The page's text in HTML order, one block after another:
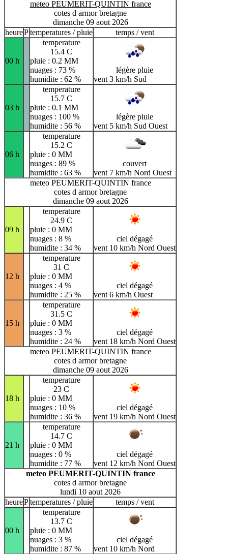
meteo PEUMERIT-QUINTIN france
cotes d armor bretagne
dimanche 09 aout 2026
heurePtemperatures / pluie temps / vent
00 h
temperature
15.4 C
pluie : 0.2 MM
nuages : 73 %
humidite : 62 %
légère pluie
vent 3 km/h Sud
03 h
temperature
15.7 C
pluie : 0.1 MM
nuages : 100 %
humidite : 56 %
légère pluie
vent 5 km/h Sud Ouest
06 h
temperature
15.2 C
pluie : 0 MM
nuages : 89 %
humidite : 63 %
couvert
vent 7 km/h Nord Ouest
meteo PEUMERIT-QUINTIN france
cotes d armor bretagne
dimanche 09 aout 2026
09 h
temperature
24.9 C
pluie : 0 MM
nuages : 8 %
humidite : 34 %
ciel dégagé
vent 10 km/h Nord Ouest
12 h
temperature
31 C
pluie : 0 MM
nuages : 4 %
humidite : 25 %
ciel dégagé
vent 6 km/h Ouest
15 h
temperature
31.5 C
pluie : 0 MM
nuages : 3 %
humidite : 24 %
ciel dégagé
vent 18 km/h Nord Ouest
meteo PEUMERIT-QUINTIN france
cotes d armor bretagne
dimanche 09 aout 2026
18 h
temperature
23 C
pluie : 0 MM
nuages : 10 %
humidite : 36 %
ciel dégagé
vent 19 km/h Nord Ouest
21 h
temperature
14.7 C
pluie : 0 MM
nuages : 0 %
humidite : 77 %
ciel dégagé
vent 12 km/h Nord Ouest
meteo PEUMERIT-QUINTIN france
cotes d armor bretagne
lundi 10 aout 2026
heurePtemperatures / pluie temps / vent
00 h
temperature
13.7 C
pluie : 0 MM
nuages : 3 %
humidite : 87 %
ciel dégagé
vent 10 km/h Nord